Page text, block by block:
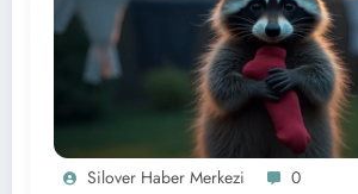
Silover Haber Merkezi 0